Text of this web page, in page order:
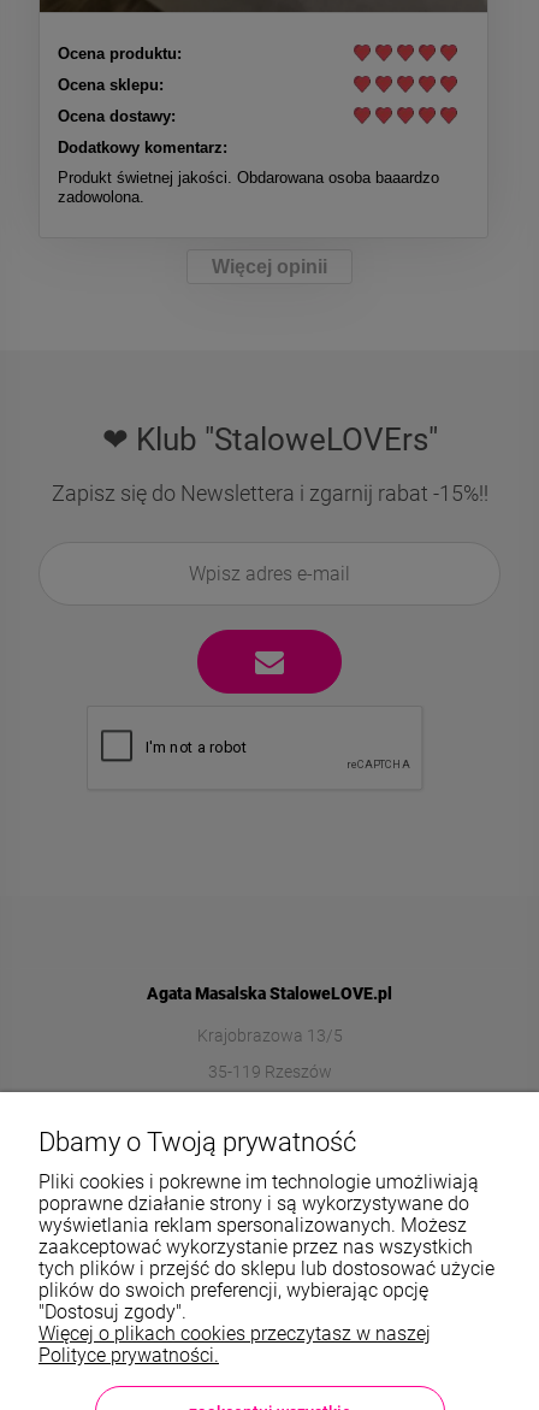
Ocena produktu:
Ocena sklepu:
Ocena dostawy:
Dodatkowy komentarz:
Produkt świetnej jakości. Obdarowana osoba baaardzo
zadowolona.
Więcej opinii
❤ Klub "StaloweLOVErs"
Zapisz się do Newslettera i zgarnij rabat -15%!!
Agata Masalska StaloweLOVE.pl
Krajobrazowa 13/5
35-119 Rzeszów
572989669
Informacje
O nas
TWOJE KONTO
Sklep: StaloweLOVE, Krajobrazowa 13/5, 35-119 Rzeszów, woj.
podkarpackie, NIP: 8133612433, tel.:572 989 669
Dbamy o Twoją prywatność
Pliki cookies i pokrewne im technologie umożliwiają
poprawne działanie strony i są wykorzystywane do
wyświetlania reklam spersonalizowanych. Możesz
zaakceptować wykorzystanie przez nas wszystkich
tych plików i przejść do sklepu lub dostosować użycie
plików do swoich preferencji, wybierając opcję
"Dostosuj zgody".
Więcej o plikach cookies przeczytasz w naszej
Polityce prywatności.